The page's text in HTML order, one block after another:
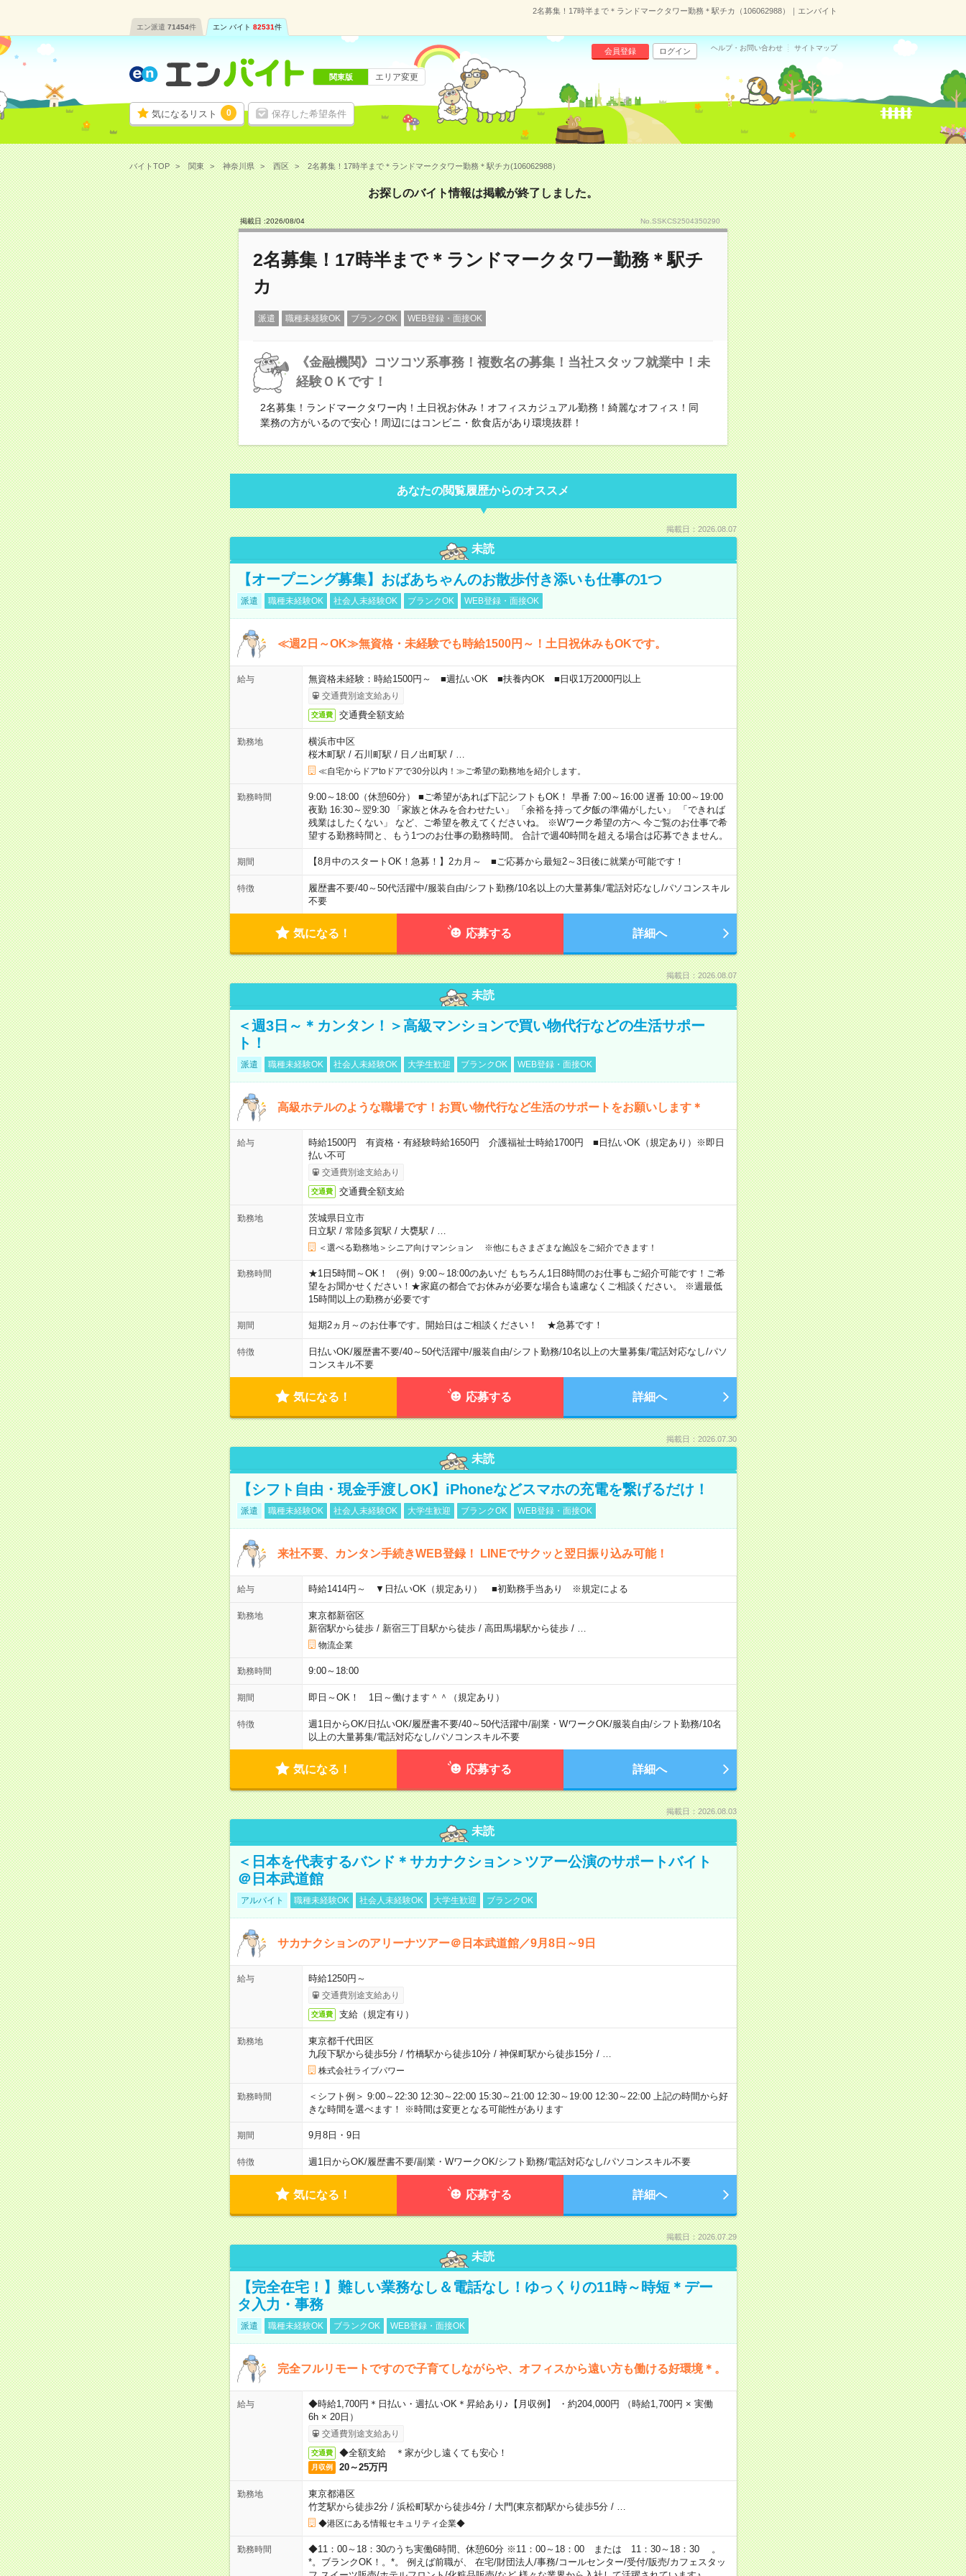
2名募集！17時半まで＊ランドマークタワー勤務＊駅チカ（106062988）｜エンバイト
エン派遣 71454件 エン バイト 82531件
気になるリスト 0 保存した希望条件
会員登録 ログイン ヘルプ・お問い合わせ サイトマップ
関東版 エリア変更
バイトTOP 関東 神奈川県 西区 2名募集！17時半まで＊ランドマークタワー勤務＊駅チカ(106062988）
お探しのバイト情報は掲載が終了しました。
掲載日 :2026/08/04 No.SSKCS2504350290
2名募集！17時半まで＊ランドマークタワー勤務＊駅チ
カ
派遣 職種未経験OK ブランクOK WEB登録・面接OK
《金融機関》コツコツ系事務！複数名の募集！当社スタッフ就業中！未
経験ＯＫです！
2名募集！ランドマークタワー内！土日祝お休み！オフィスカジュアル勤務！綺麗なオフィス！同
業務の方がいるので安心！周辺にはコンビニ・飲食店があり環境抜群！
あなたの閲覧履歴からのオススメ
掲載日：2026.08.07
未読
【オープニング募集】おばあちゃんのお散歩付き添いも仕事の1つ
派遣 職種未経験OK 社会人未経験OK ブランクOK WEB登録・面接OK
≪週2日～OK≫無資格・未経験でも時給1500円～！土日祝休みもOKです。
給与 無資格未経験：時給1500円～ ■週払いOK ■扶養内OK ■日収1万2000円以上
交通費別途支給あり
交通費 交通費全額支給
勤務地
横浜市中区
桜木町駅 / 石川町駅 / 日ノ出町駅 /
≪自宅からドアtoドアで30分以内！≫ご希望の勤務地を紹介します。
勤務時間
9:00～18:00（休憩60分） ■ご希望があれば下記シフトもOK！ 早番 7:00～16:00 遅番 10:00～19:00
夜勤 16:30～翌9:30 「家族と休みを合わせたい」 「余裕を持って夕飯の準備がしたい」 「できれば
残業はしたくない」 など、ご希望を教えてくださいね。 ※Wワーク希望の方へ 今ご覧のお仕事で希
望する勤務時間と、もう1つのお仕事の勤務時間。 合計で週40時間を超える場合は応募できません。
期間 【8月中のスタートOK！急募！】2カ月～ ■ご応募から最短2～3日後に就業が可能です！
特徴 履歴書不要/40～50代活躍中/服装自由/シフト勤務/10名以上の大量募集/電話対応なし/パソコンスキル
不要
気になる！ 応募する 詳細へ
掲載日：2026.08.07
未読
＜週3日～＊カンタン！＞高級マンションで買い物代行などの生活サポー
ト！
派遣 職種未経験OK 社会人未経験OK 大学生歓迎 ブランクOK WEB登録・面接OK
高級ホテルのような職場です！お買い物代行など生活のサポートをお願いします＊
給与
時給1500円 有資格・有経験時給1650円 介護福祉士時給1700円 ■日払いOK（規定あり）※即日
払い不可
交通費別途支給あり
交通費 交通費全額支給
勤務地
茨城県日立市
日立駅 / 常陸多賀駅 / 大甕駅 /
＜選べる勤務地＞シニア向けマンション ※他にもさまざまな施設をご紹介できます！
勤務時間
★1日5時間～OK！ （例）9:00～18:00のあいだ もちろん1日8時間のお仕事もご紹介可能です！ご希
望をお聞かせください！★家庭の都合でお休みが必要な場合も遠慮なくご相談ください。 ※週最低
15時間以上の勤務が必要です
期間 短期2ヵ月～のお仕事です。開始日はご相談ください！ ★急募です！
特徴 日払いOK/履歴書不要/40～50代活躍中/服装自由/シフト勤務/10名以上の大量募集/電話対応なし/パソ
コンスキル不要
気になる！ 応募する 詳細へ
掲載日：2026.07.30
未読
【シフト自由・現金手渡しOK】iPhoneなどスマホの充電を繋げるだけ！
派遣 職種未経験OK 社会人未経験OK 大学生歓迎 ブランクOK WEB登録・面接OK
来社不要、カンタン手続きWEB登録！ LINEでサクッと翌日振り込み可能！
給与 時給1414円～ ▼日払いOK（規定あり） ■初勤務手当あり ※規定による
勤務地
東京都新宿区
新宿駅から徒歩/ 新宿三丁目駅から徒歩/ 高田馬場駅から徒歩/
物流企業
勤務時間 9:00～18:00
期間 即日～OK！ 1日～働けます＾＾（規定あり）
特徴 週1日からOK/日払いOK/履歴書不要/40～50代活躍中/副業・WワークOK/服装自由/シフト勤務/10名
以上の大量募集/電話対応なし/パソコンスキル不要
気になる！ 応募する 詳細へ
掲載日：2026.08.03
未読
＜日本を代表するバンド＊サカナクション＞ツアー公演のサポートバイト
＠日本武道館
アルバイト 職種未経験OK 社会人未経験OK 大学生歓迎 ブランクOK
サカナクションのアリーナツアー＠日本武道館／9月8日～9日
給与 時給1250円～
交通費別途支給あり
交通費 支給（規定有り）
勤務地
東京都千代田区
九段下駅から徒歩5分/ 竹橋駅から徒歩10分/ 神保町駅から徒歩15分/
株式会社ライブパワー
勤務時間
＜シフト例＞ 9:00～22:30 12:30～22:00 15:30～21:00 12:30～19:00 12:30～22:00 上記の時間から好
きな時間を選べます！ ※時間は変更となる可能性があります
期間 9月8日・9日
特徴 週1日からOK/履歴書不要/副業・WワークOK/シフト勤務/電話対応なし/パソコンスキル不要
気になる！ 応募する 詳細へ
掲載日：2026.07.29
未読
【完全在宅！】難しい業務なし＆電話なし！ゆっくりの11時～時短＊デー
タ入力・事務
派遣 職種未経験OK ブランクOK WEB登録・面接OK
完全フルリモートですので子育てしながらや、オフィスから遠い方も働ける好環境＊。
給与
◆時給1,700円＊日払い・週払いOK＊昇給あり♪【月収例】 ・約204,000円 （時給1,700円 × 実働
6h × 20日）
交通費別途支給あり
交通費 ◆全額支給 ＊家が少し遠くても安心！
月収例 20～25万円
勤務地
東京都港区
竹芝駅から徒歩2分/ 浜松町駅から徒歩4分/ 大門(東京都)駅から徒歩5分/
◆港区にある情報セキュリティ企業◆
勤務時間
◆11：00～18：30のうち実働6時間、休憩60分 ※11：00～18：00 または 11：30～18：30 。
*。ブランクOK！。*。 例えば前職が、 在宅/財団法人/事務/コールセンター/受付/販売/カフェスタッ